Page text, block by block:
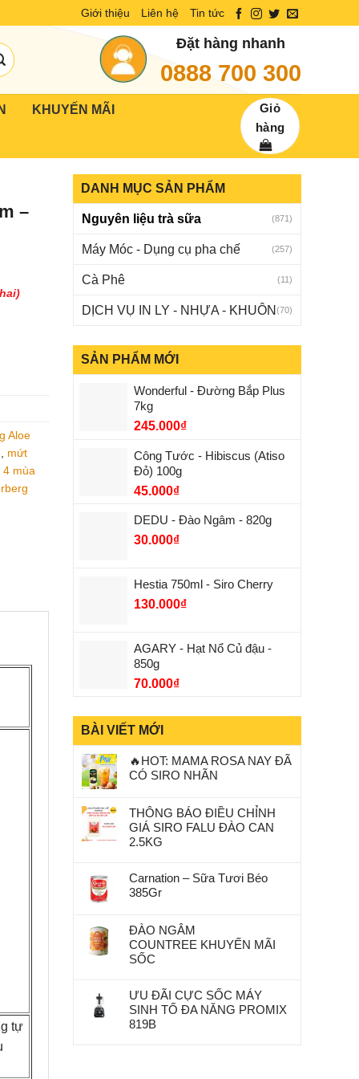
Giới thiệu Liên hệ Tin tức
Đặt hàng nhanh
0888 700 300
KHUYẾN MÃI
Giỏ
hàng
DANH MỤC SẢN PHẨM
Nguyên liệu trà sữa (871)
Máy Móc - Dụng cụ pha chế (257)
Cà Phê (11)
DỊCH VỤ IN LY - NHỰA - KHUÔN (70)
SẢN PHẨM MỚI
Wonderful - Đường Bắp Plus
7kg
245.000₫
Công Tước - Hibiscus (Atiso
Đỏ) 100g
45.000₫
DEDU - Đào Ngâm - 820g
30.000₫
Hestia 750ml - Siro Cherry
130.000₫
AGARY - Hạt Nổ Củ đậu -
850g
70.000₫
BÀI VIẾT MỚI
🔥HOT: MAMA ROSA NAY ĐÃ
CÓ SIRO NHÃN
THÔNG BÁO ĐIỀU CHỈNH
GIÁ SIRO FALU ĐÀO CAN
2.5KG
Carnation – Sữa Tươi Béo
385Gr
ĐÀO NGÂM
COUNTREE KHUYẾN MÃI
SỐC
ƯU ĐÃI CỰC SỐC MÁY
SINH TỐ ĐA NĂNG PROMIX
819B
–
Aloe
, mứt
4 mùa
tự